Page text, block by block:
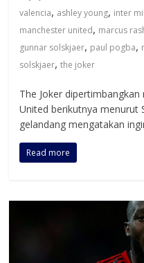
valencia, ashley young, inter
manchester united, marcus
gunnar solskjaer, paul pogba,
solskjaer,the joker
The Joker
United berikutnya menurut
gelandang mengatakan
Read more